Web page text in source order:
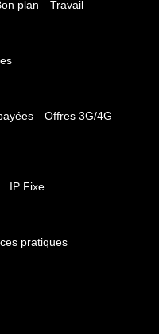
plan Travail
Offres 3G/4G
IP Fixe
pratiques